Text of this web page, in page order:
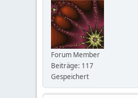
Forum Member
Beiträge: 117
Gespeichert